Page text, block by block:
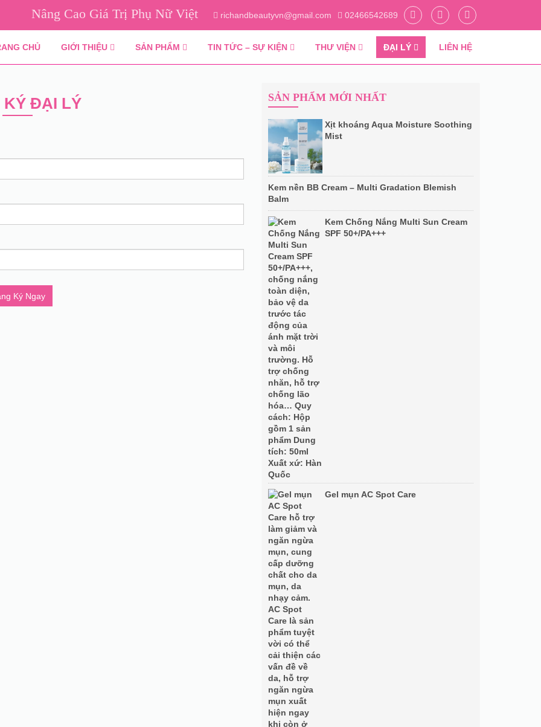
richandbeautyvn@gmail.com 02466542689
Nâng Cao Giá Trị Phụ Nữ Việt
CHỦ GIỚI THIỆU SẢN PHẨM TIN TỨC – SỰ KIỆN THƯ VIỆN ĐẠI LÝ LIÊN HỆ
ĐẠI LÝ
Ký Ngay
SẢN PHẨM MỚI NHẤT
Xịt khoáng Aqua Moisture Soothing
Mist
Kem nền BB Cream – Multi Gradation Blemish
Balm
Kem Chống Nắng Multi Sun Cream
SPF 50+/PA+++
Gel mụn AC Spot Care